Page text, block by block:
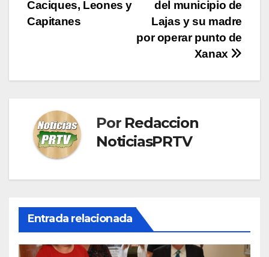
de
del municipio de
Lajas y su madre
por operar punto de
Xanax
Caciques, Leones y
Capitanes
Por Redaccion
NoticiasPRTV
Entrada relacionada